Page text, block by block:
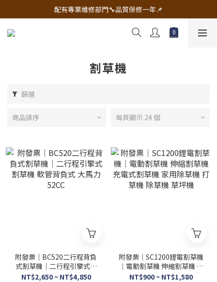
🔧電動工具&五金唯一首選 宇慶五金網拍🔧
配有專業維修部門🔧品質保修一年📌
🔧電動工具&五金唯一首選 宇慶五金網拍🔧
割草機
篩選
商品排序 每頁顯示 24 個
附發票｜BC520二行程背負
式割草機｜二行程引擎式割
草機 軟管背負式 大馬力
NT$2,650 ~ NT$4,850
附發票｜SC1200鋰電割草機
｜電動割草機 伸縮割草機 充
電式割草機 家用除草機 打草
NT$900 ~ NT$1,580